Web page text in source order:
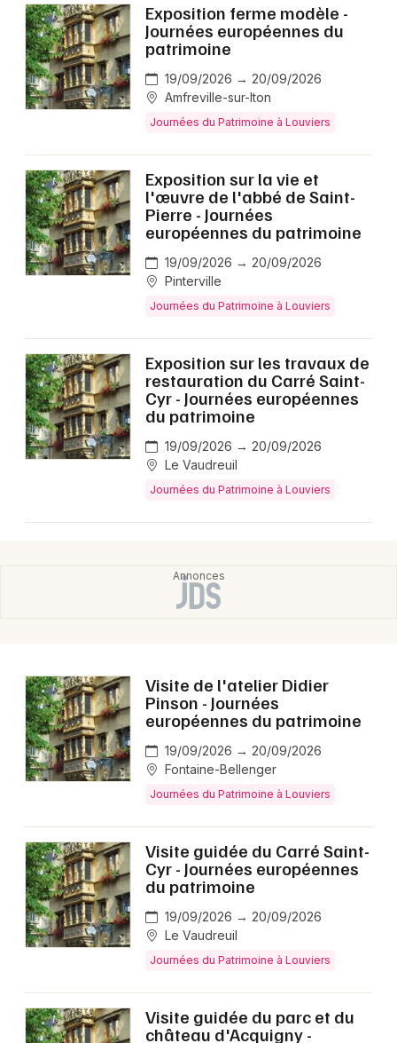
Exposition ferme modèle -
Journées européennes du
patrimoine
19/09/2026 → 20/09/2026
Amfreville-sur-Iton
Journées du Patrimoine à Louviers
Exposition sur la vie et
l'œuvre de l'abbé de Saint-
Pierre - Journées
européennes du patrimoine
19/09/2026 → 20/09/2026
Pinterville
Journées du Patrimoine à Louviers
Exposition sur les travaux de
restauration du Carré Saint-
Cyr - Journées européennes
du patrimoine
19/09/2026 → 20/09/2026
Le Vaudreuil
Journées du Patrimoine à Louviers
Visite de l'atelier Didier
Pinson - Journées
européennes du patrimoine
19/09/2026 → 20/09/2026
Fontaine-Bellenger
Journées du Patrimoine à Louviers
Visite guidée du Carré Saint-
Cyr - Journées européennes
du patrimoine
19/09/2026 → 20/09/2026
Le Vaudreuil
Journées du Patrimoine à Louviers
Visite guidée du parc et du
château d'Acquigny -